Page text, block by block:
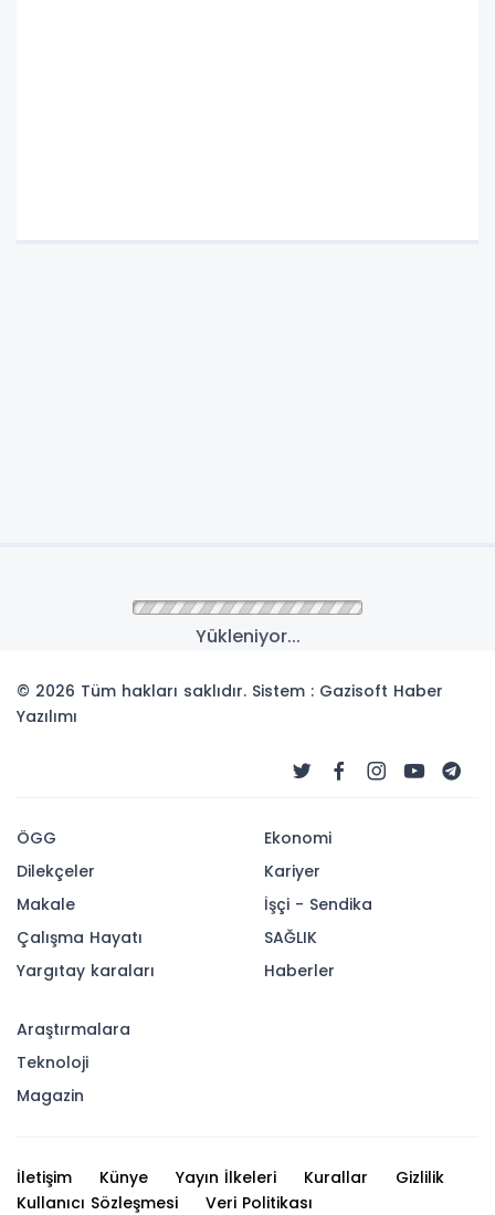
Yükleniyor...
© 2026 Tüm hakları saklıdır. Sistem : Gazisoft Haber
Yazılımı
ÖGG
Dilekçeler
Makale
Çalışma Hayatı
Yargıtay karaları
Ekonomi
Kariyer
İşçi - Sendika
SAĞLIK
Haberler
Araştırmalara
Teknoloji
Magazin
İletişim Künye Yayın İlkeleri Kurallar
Gizlilik
Kullanıcı Sözleşmesi
Veri Politikası